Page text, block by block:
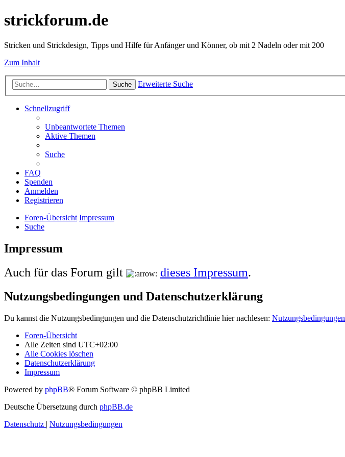
strickforum.de
Stricken und Strickdesign, Tipps und Hilfe für Anfänger und Könner, ob mit 2 Nadeln oder mit 200
Zum Inhalt
Suche Erweiterte Suche
Schnellzugriff
Unbeantwortete Themen
Aktive Themen
Suche
FAQ
Spenden
Anmelden
Registrieren
Foren-Übersicht Impressum
Suche
Impressum
Auch für das Forum gilt
dieses Impressum.
Nutzungsbedingungen und Datenschutzerklärung
Du kannst die Nutzungsbedingungen und die Datenschutzrichtlinie hier nachlesen: Nutzungsbedingungen
Foren-Übersicht
Alle Zeiten sind UTC+02:00
Alle Cookies löschen
Datenschutzerklärung
Impressum
Powered by phpBB® Forum Software © phpBB Limited
Deutsche Übersetzung durch phpBB.de
Datenschutz | Nutzungsbedingungen